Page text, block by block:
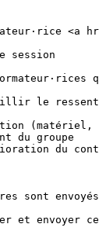
<a
session
le
du groupe
du
sont
et envoyer